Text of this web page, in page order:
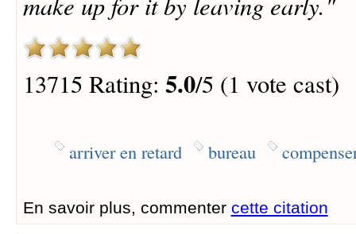
13715 Rating: 5.0/5 (1 vote cast)
arriver en retard bureau
En savoir plus, commenter cette citation